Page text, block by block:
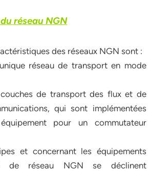
réseau NGN
des réseaux NGN sont :
réseau de transport en mode
de transport des flux et de
qui sont implémentées
pour un commutateur
et concernant les équipements
réseau NGN se déclinent